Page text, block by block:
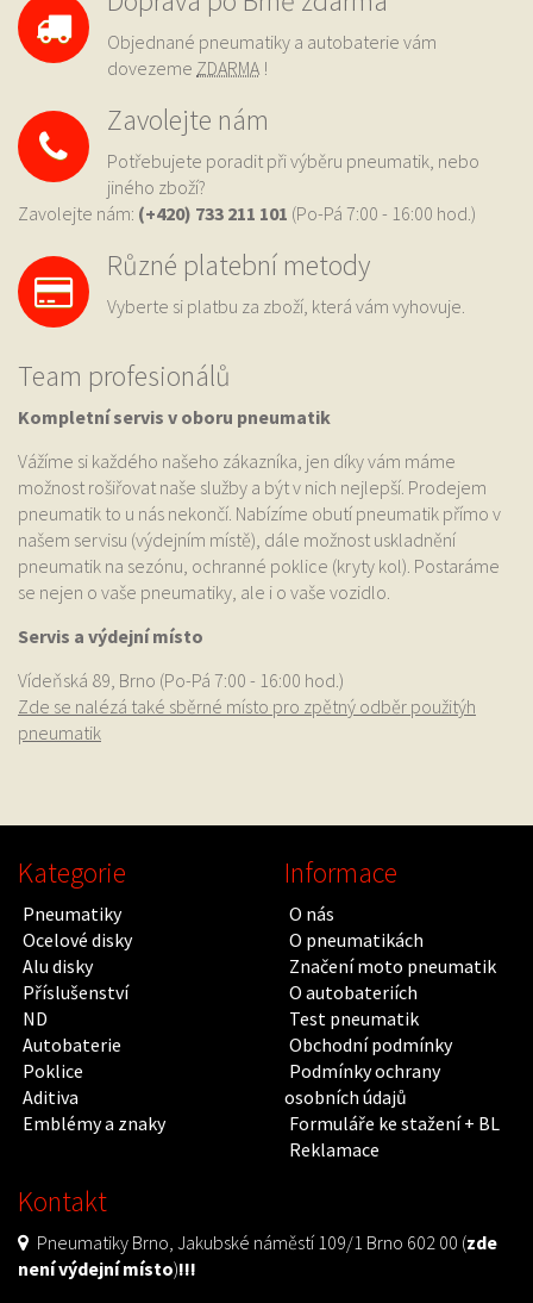
Objednané pneumatiky a autobaterie vám
dovezeme ZDARMA !
Zavolejte nám
Potřebujete poradit při výběru pneumatik, nebo
jiného zboží?
Zavolejte nám: (+420) 733 211 101 (Po-Pá 7:00 - 16:00 hod.)
Různé platební metody
Vyberte si platbu za zboží, která vám vyhovuje.
Team profesionálů
Kompletní servis v oboru pneumatik
Vážíme si každého našeho zákazníka, jen díky vám máme
možnost rošiřovat naše služby a být v nich nejlepší. Prodejem
pneumatik to u nás nekončí. Nabízíme obutí pneumatik přímo v
našem servisu (výdejním místě), dále možnost uskladnění
pneumatik na sezónu, ochranné poklice (kryty kol). Postaráme
se nejen o vaše pneumatiky, ale i o vaše vozidlo.
Servis a výdejní místo
Vídeňská 89, Brno (Po-Pá 7:00 - 16:00 hod.)
Zde se nalézá také sběrné místo pro zpětný odběr použitýh
pneumatik
Kategorie
Pneumatiky
Ocelové disky
Alu disky
Příslušenství
ND
Autobaterie
Poklice
Aditiva
Emblémy a znaky
Informace
O nás
O pneumatikách
Značení moto pneumatik
O autobateriích
Test pneumatik
Obchodní podmínky
Podmínky ochrany
osobních údajů
Formuláře ke stažení + BL
Reklamace
Kontakt
Pneumatiky Brno, Jakubské náměstí 109/1 Brno 602 00 (zde
není výdejní místo)!!!